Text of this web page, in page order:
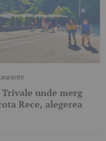
unde merg
Rece, alegerea